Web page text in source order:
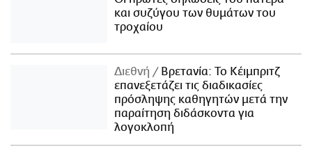
και συζύγου των θυμάτων του
τροχαίου
Διεθνή
Βρετανία: Το Κέιμπριτζ
επανεξετάζει τις διαδικασίες
πρόσληψης καθηγητών μετά την
παραίτηση διδάσκοντα για
λογοκλοπή